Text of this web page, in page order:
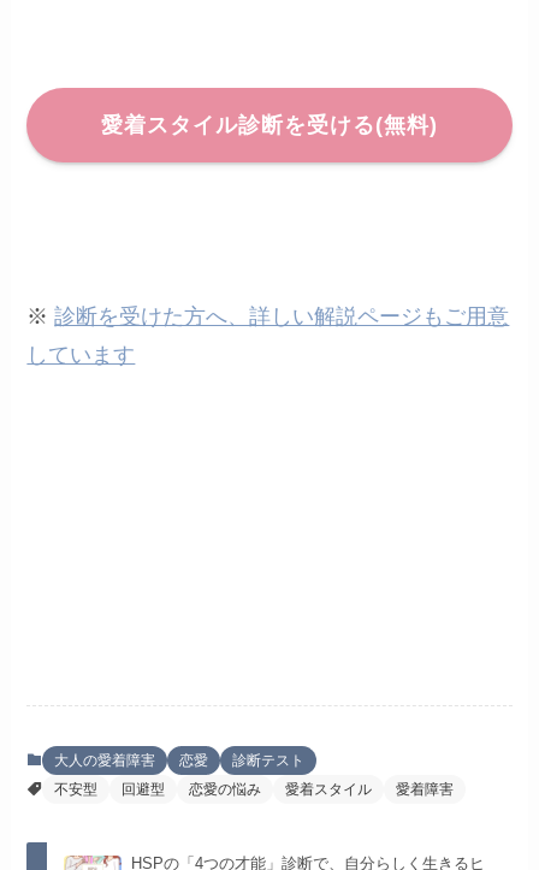
愛着スタイル診断を受ける(無料)
※診断を受けた方へ、詳しい解説ページもご用意
しています
大人の愛着障害 恋愛
診断テスト
不安型
回避型 恋愛の悩み 愛着スタイル 愛着障害
HSPの「4つの才能」診断で、自分らしく生きるヒ